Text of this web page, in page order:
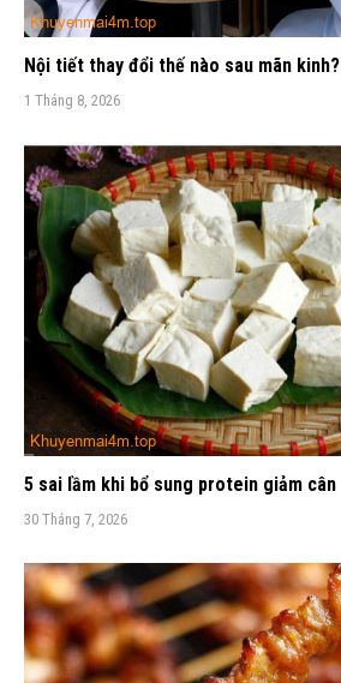
Nội tiết thay đổi thế nào sau mãn kinh?
1 Tháng 8, 2026
5 sai lầm khi bổ sung protein giảm cân
30 Tháng 7, 2026